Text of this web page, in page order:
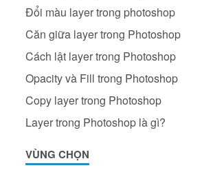
Đổi màu layer trong photoshop
Căn giữa layer trong Photoshop
Cách lật layer trong Photoshop
Opacity và Fill trong Photoshop
Copy layer trong Photoshop
Layer trong Photoshop là gì?
VÙNG CHỌN